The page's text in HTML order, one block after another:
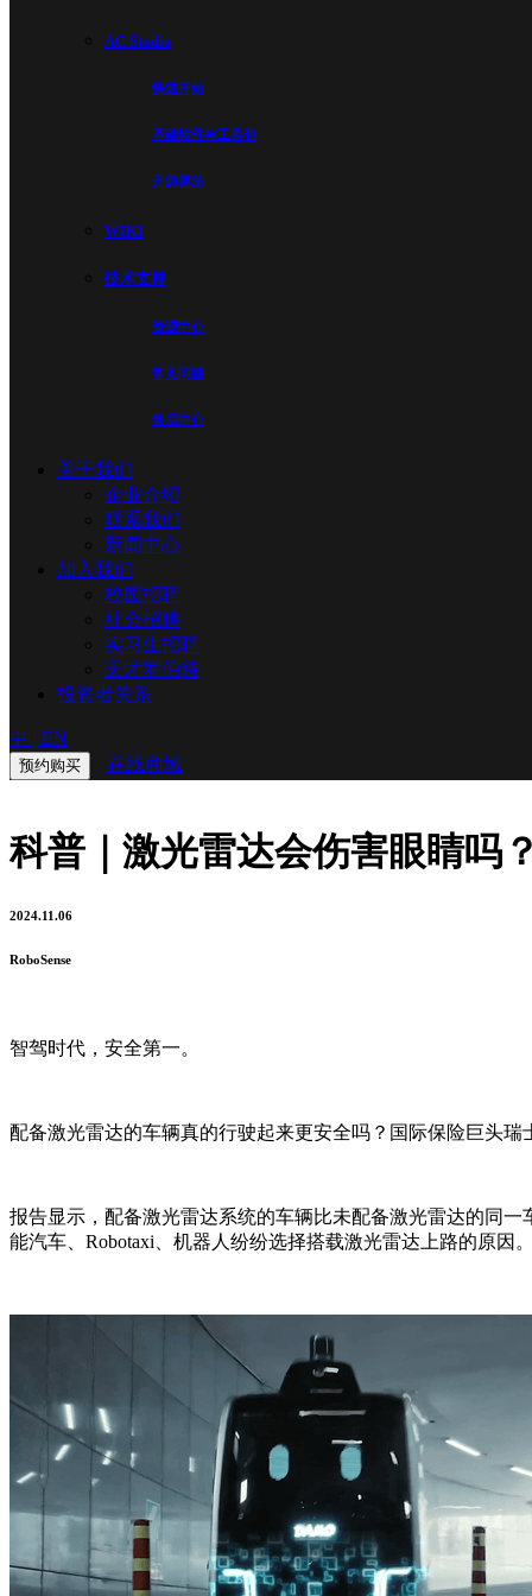
AC Studio
快速开始
基础软件与工具包
开源算法
WIKI
技术支持
资源中心
常见问题
售后中心
关于我们
企业介绍
联系我们
新闻中心
加入我们
校园招聘
社会招聘
实习生招聘
天才罗伯特
投资者关系
中 | EN
预约购买 在线商城
科普｜激光雷达会伤害眼睛吗
2024.11.06
RoboSense
智驾时代，安全第一。
配备激光雷达的车辆真的行驶起来更安全吗？国际保险巨头
报告显示，配备激光雷达系统的车辆比未配备激光雷达的同
能汽车、Robotaxi、机器人纷纷选择搭载激光雷达上路的原因